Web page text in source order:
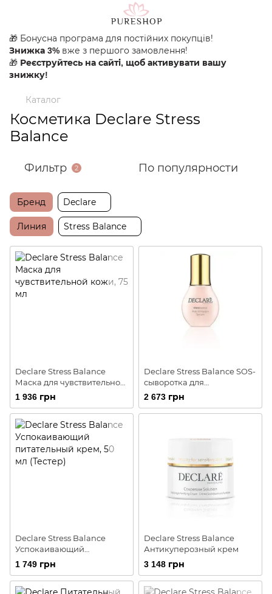
🎁 Бонусна програма для постійних покупців!
Знижка 3% вже з першого замовлення!
🎁 Реєструйтесь на сайті, щоб активувати вашу
знижку!
Каталог
Косметика Declare Stress
Balance
Фильтр 2 По популярности
Бренд Declare
Линия Stress Balance
Declare Stress Balance
Маска для чувствительной
кожи
1 936 грн
Declare Stress Balance SOS-
сыворотка для
чувствительной и
раздраженной кожи
2 673 грн
Declare Stress Balance
Успокаивающий
питательный крем
1 749 грн
Declare Stress Balance
Антикуперозный крем
3 148 грн